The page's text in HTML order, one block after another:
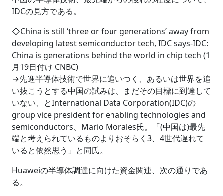
IDCの見方である。
◇China is still ‘three or four generations’ away from
developing latest semiconductor tech, IDC says-IDC:
China is generations behind the world in chip tech (1
月19日付け CNBC)
→先進半導体技術で世界に追いつく、あるいは世界を追
い抜こうとする中国の試みは、まだその目標に到達して
いない、とInternational Data Corporation(IDC)の
group vice president for enabling technologies and
semiconductors、Mario Morales氏。「(中国は)最先
端と考えられているものよりおそらく3、4世代遅れて
いると依然思う」と同氏。
Huaweiの半導体調達に向けた資金関連、次の通りであ
る。